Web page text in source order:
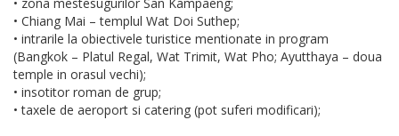
• Chiang Mai – templul Wat Doi Suthep;
• intrarile la obiectivele turistice mentionate in program
(Bangkok – Platul Regal, Wat Trimit, Wat Pho; Ayutthaya – doua
temple in orasul vechi);
• insotitor roman de grup;
• taxele de aeroport si catering (pot suferi modificari);